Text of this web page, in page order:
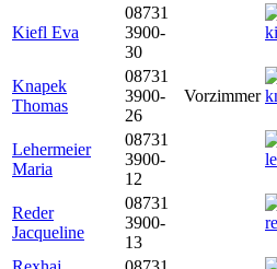
Kiefl Eva
08731
3900-
30
Knapek
Thomas
08731
3900-
26
Vorzimmer
Lehermeier
Maria
08731
3900-
12
Reder
Jacqueline
08731
3900-
13